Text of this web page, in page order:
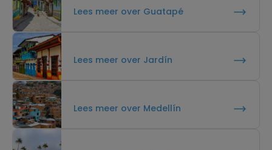
Lees meer over Guatapé
Lees meer over Jardín
Lees meer over Medellín